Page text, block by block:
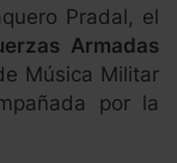
Pradal, el
Armadas
Música Militar
por la